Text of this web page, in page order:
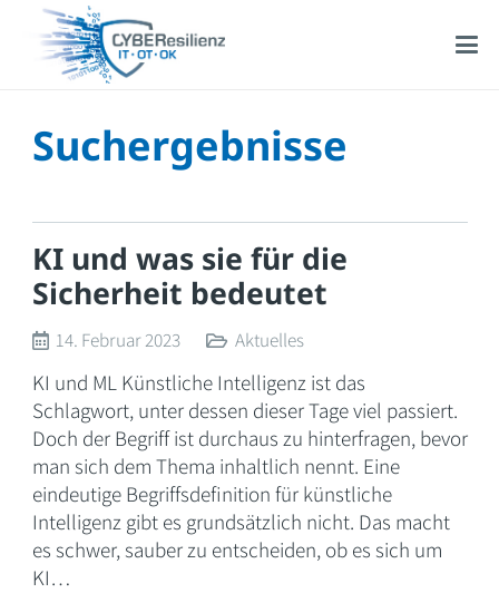
Suchergebnisse
KI und was sie für die
Sicherheit bedeutet
14. Februar 2023 Aktuelles
KI und ML Künstliche Intelligenz ist das
Schlagwort, unter dessen dieser Tage viel passiert.
Doch der Begriff ist durchaus zu hinterfragen, bevor
man sich dem Thema inhaltlich nennt. Eine
eindeutige Begriffsdefinition für künstliche
Intelligenz gibt es grundsätzlich nicht. Das macht
es schwer, sauber zu entscheiden, ob es sich um
KI…